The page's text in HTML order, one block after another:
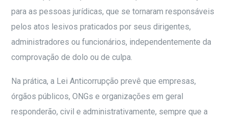
para as pessoas jurídicas, que se tornaram responsáveis
pelos atos lesivos praticados por seus dirigentes,
administradores ou funcionários, independentemente da
comprovação de dolo ou de culpa.
Na prática, a Lei Anticorrupção prevê que empresas,
órgãos públicos, ONGs e organizações em geral
responderão, civil e administrativamente, sempre que a